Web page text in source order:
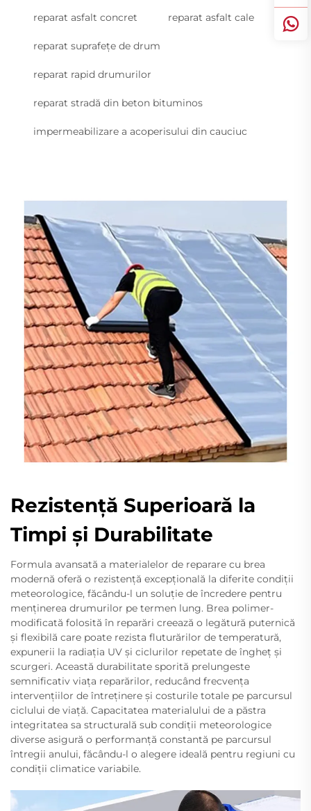
reparat asfalt concret reparat asfalt cale
reparat suprafețe de drum
reparat rapid drumurilor
reparat stradă din beton bituminos
impermeabilizare a acoperisului din cauciuc
Rezistență Superioară la
Timpi și Durabilitate
Formula avansată a materialelor de reparare cu brea
modernă oferă o rezistență excepțională la diferite condiții
meteorologice, făcându-l un soluție de încredere pentru
menținerea drumurilor pe termen lung. Brea polimer-
modificată folosită în reparări creează o legătură puternică
și flexibilă care poate rezista fluturărilor de temperatură,
expunerii la radiația UV și ciclurilor repetate de îngheț și
scurgeri. Această durabilitate sporită prelungeste
semnificativ viața reparărilor, reducând frecvența
intervențiilor de întreținere și costurile totale pe parcursul
ciclului de viață. Capacitatea materialului de a păstra
integritatea sa structurală sub condiții meteorologice
diverse asigură o performanță constantă pe parcursul
întregii anului, făcându-l o alegere ideală pentru regiuni cu
condiții climatice variabile.